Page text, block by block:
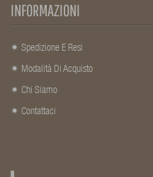
INFORMAZIONI
Spedizione E Resi
Modalità Di Acquisto
Chi Siamo
Contattaci